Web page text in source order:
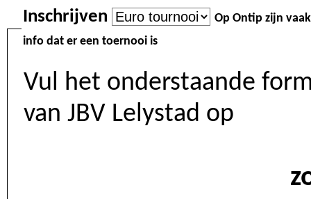
Inschrijven
Op Ontip zijn
info dat er een toernooi is
Vul het onderstaande
van JBV Lelystad op